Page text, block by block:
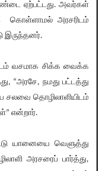
ஏற்பட்டது. அவர்கள்
கொள்ளாமல் அரசரிடம்
இருந்தனர்.
வசமாக சிக்க வைக்க
“அரசே, நமது பட்டத்து
சலவை தொழிலாளியிடம்
என்றார்.
யானையை வெளுத்து
அரசரைப் பார்த்து,